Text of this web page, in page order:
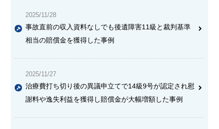
2025/11/28
事故直前の収入資料なしでも後遺障害11級と裁判基準
相当の賠償金を獲得した事例
2025/11/27
治療費打ち切り後の異議申立てで14級9号が認定され慰
謝料や逸失利益を獲得し賠償金が大幅増額した事例